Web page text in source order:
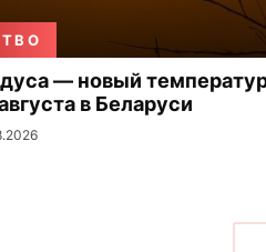
— новый
в Беларуси